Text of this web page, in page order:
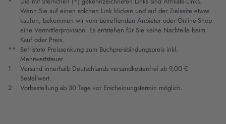
Wenn Sie auf einen solchen Link klicken und auf der Zielseite etwas
kaufen, bekommen wir vom betreffenden Anbieter oder Online-Shop
eine Vermittlerprovision. Es entstehen für Sie keine Nachteile beim
Kauf oder Preis.
** Befristete Preissenkung zum Buchpreisbindungspreis inkl.
Mehrwertsteuer.
1
Versand innerhalb Deutschlands versandkostenfrei ab 9,00 €
Bestellwert.
2
Vorbestellung ab 30 Tage vor Erscheinungstermin möglich.